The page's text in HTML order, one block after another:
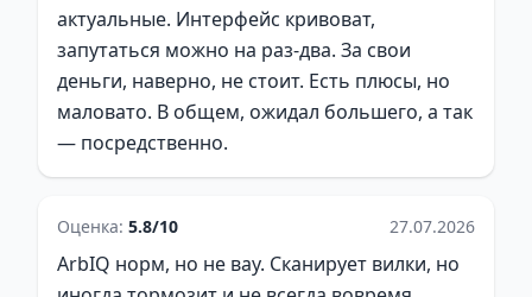
актуальные. Интерфейс кривоват,
запутаться можно на раз-два. За свои
деньги, наверно, не стоит. Есть плюсы, но
маловато. В общем, ожидал большего, а так
— посредственно.
Оценка: 5.8/10 27.07.2026
ArbIQ норм, но не вау. Сканирует вилки, но